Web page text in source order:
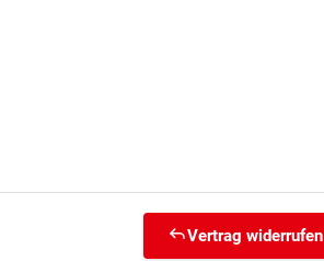
Vertrag widerrufen